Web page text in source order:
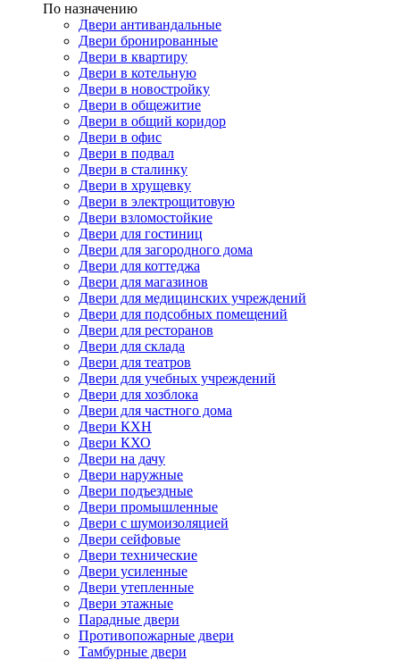
По назначению
Двери антивандальные
Двери бронированные
Двери в квартиру
Двери в котельную
Двери в новостройку
Двери в общежитие
Двери в общий коридор
Двери в офис
Двери в подвал
Двери в сталинку
Двери в хрущевку
Двери в электрощитовую
Двери взломостойкие
Двери для гостиниц
Двери для загородного дома
Двери для коттеджа
Двери для магазинов
Двери для медицинских учреждений
Двери для подсобных помещений
Двери для ресторанов
Двери для склада
Двери для театров
Двери для учебных учреждений
Двери для хозблока
Двери для частного дома
Двери КХН
Двери КХО
Двери на дачу
Двери наружные
Двери подъездные
Двери промышленные
Двери с шумоизоляцией
Двери сейфовые
Двери технические
Двери усиленные
Двери утепленные
Двери этажные
Парадные двери
Противопожарные двери
Тамбурные двери